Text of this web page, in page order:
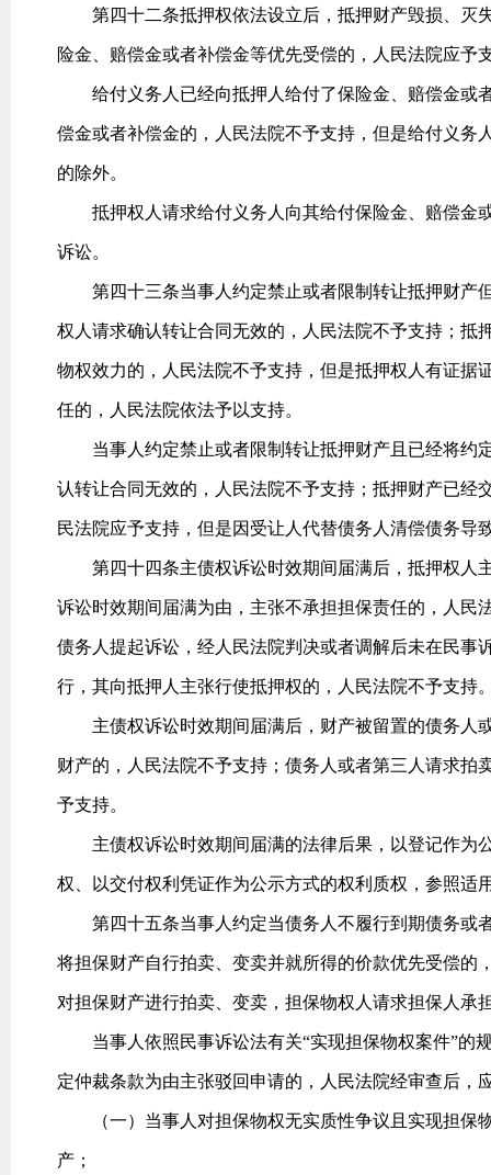
第四十二条抵押权依法设立后，抵押财产毁损、灭
险金、赔偿金或者补偿金等优先受偿的，人民法院应予
给付义务人已经向抵押人给付了保险金、赔偿金或
偿金或者补偿金的，人民法院不予支持，但是给付义务
的除外。
抵押权人请求给付义务人向其给付保险金、赔偿金
诉讼。
第四十三条当事人约定禁止或者限制转让抵押财产
权人请求确认转让合同无效的，人民法院不予支持；抵
物权效力的，人民法院不予支持，但是抵押权人有证据
任的，人民法院依法予以支持。
当事人约定禁止或者限制转让抵押财产且已经将约
认转让合同无效的，人民法院不予支持；抵押财产已经
民法院应予支持，但是因受让人代替债务人清偿债务导
第四十四条主债权诉讼时效期间届满后，抵押权人
诉讼时效期间届满为由，主张不承担担保责任的，人民
债务人提起诉讼，经人民法院判决或者调解后未在民事
行，其向抵押人主张行使抵押权的，人民法院不予支持
主债权诉讼时效期间届满后，财产被留置的债务人
财产的，人民法院不予支持；债务人或者第三人请求
予支持。
主债权诉讼时效期间届满的法律后果，以登记作为
权、以交付权利凭证作为公示方式的权利质权，参照适
第四十五条当事人约定当债务人不履行到期债务或
将担保财产自行拍卖、变卖并就所得的价款优先受偿的
对担保财产进行拍卖、变卖，担保物权人请求担保人承
当事人依照民事诉讼法有关“实现担保物权案件”的
定仲裁条款为由主张驳回申请的，人民法院经审查后，
（一）当事人对担保物权无实质性争议且实现担保
产；